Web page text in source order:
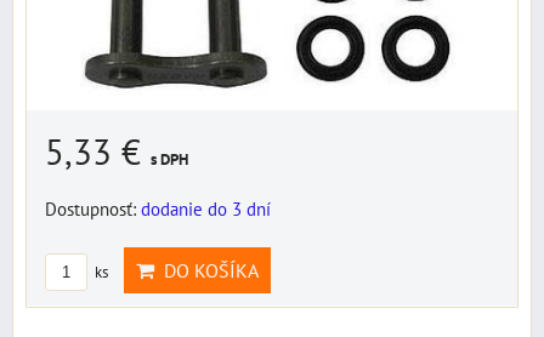
5,33 € s DPH
Dostupnosť: dodanie do 3 dní
ks DO KOŠÍKA